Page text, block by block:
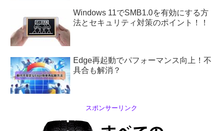
Windows 11でSMB1.0を有効にする方
法とセキュリティ対策のポイント！！
Edge再起動でパフォーマンス向上！不
具合も解消？
スポンサーリンク